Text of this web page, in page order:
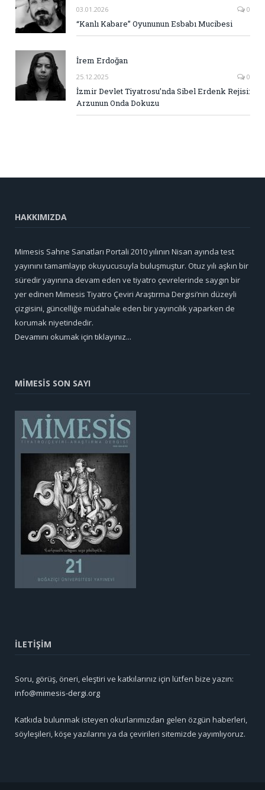
03.01.2026 0
“Kanlı Kabare” Oyununun Esbabı Mucibesi
İrem Erdoğan
25.12.2025 0
İzmir Devlet Tiyatrosu’nda Sibel Erdenk Rejisi:
Arzunun Onda Dokuzu
HAKKIMIZDA
Mimesis Sahne Sanatları Portali 2010 yılının Nisan ayında test
yayınını tamamlayıp okuyucusuyla buluşmuştur. Otuz yılı aşkın bir
süredir yayınına devam eden ve tiyatro çevrelerinde saygın bir
yer edinen Mimesis Tiyatro Çeviri Araştırma Dergisi’nin düzeyli
çizgisini, güncelliğe müdahale eden bir yayıncılık yaparken de
korumak niyetindedir.
Devamını okumak için tıklayınız...
MİMESİS SON SAYI
İLETİŞİM
Soru, görüş, öneri, eleştiri ve katkılarınız için lütfen bize yazın:
info@mimesis-dergi.org
Katkıda bulunmak isteyen okurlarımızdan gelen özgün haberleri,
söyleşileri, köşe yazılarını ya da çevirileri sitemizde yayımlıyoruz.